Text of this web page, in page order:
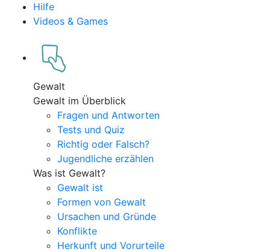
Hilfe
Videos & Games
Gewalt
Gewalt im Überblick
Fragen und Antworten
Tests und Quiz
Richtig oder Falsch?
Jugendliche erzählen
Was ist Gewalt?
Gewalt ist
Formen von Gewalt
Ursachen und Gründe
Konflikte
Herkunft und Vorurteile